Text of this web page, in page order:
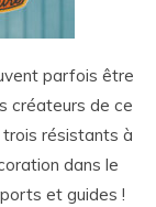
parfois être
créateurs de ce
résistants à
dans le
et guides !